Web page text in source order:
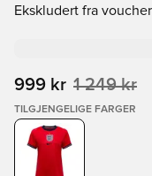
Ekskludert fra
999 kr 1 249 kr
TILGJENGELIGE FARGER